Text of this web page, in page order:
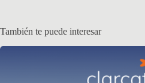
También te puede interesar